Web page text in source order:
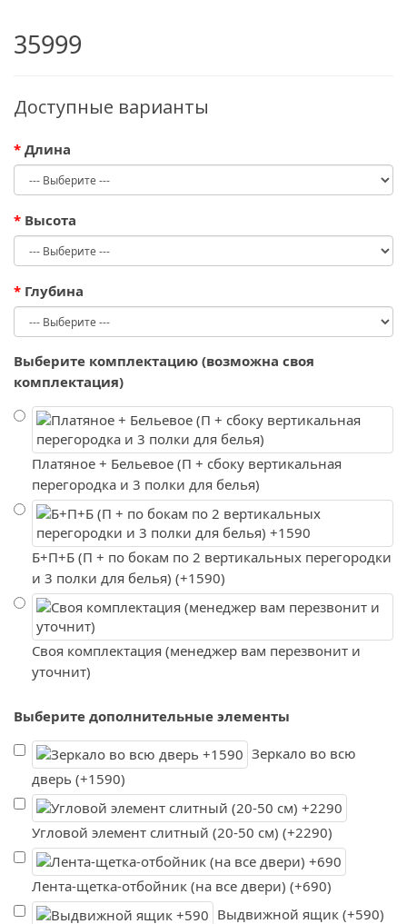
35999
Доступные варианты
Длина
Высота
Глубина
Выберите комплектацию (возможна своя
комплектация)
Платяное + Бельевое (П + сбоку вертикальная
перегородка и 3 полки для белья)
Б+П+Б (П + по бокам по 2 вертикальных перегородки
и 3 полки для белья) (+1590)
Своя комплектация (менеджер вам перезвонит и
уточнит)
Выберите дополнительные элементы
Зеркало во всю
дверь (+1590)
Угловой элемент слитный (20-50 см) (+2290)
Лента-щетка-отбойник (на все двери) (+690)
Выдвижной ящик (+590)